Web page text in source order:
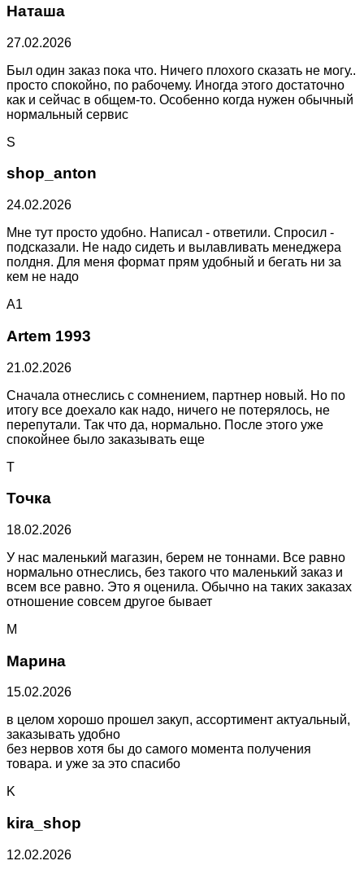
Наташа
27.02.2026
Был один заказ пока что. Ничего плохого сказать не могу..
просто спокойно, по рабочему. Иногда этого достаточно
как и сейчас в общем-то. Особенно когда нужен обычный
нормальный сервис
S
shop_anton
24.02.2026
Мне тут просто удобно. Написал - ответили. Спросил -
подсказали. Не надо сидеть и вылавливать менеджера
полдня. Для меня формат прям удобный и бегать ни за
кем не надо
A1
Artem 1993
21.02.2026
Сначала отнеслись с сомнением, партнер новый. Но по
итогу все доехало как надо, ничего не потерялось, не
перепутали. Так что да, нормально. После этого уже
спокойнее было заказывать еще
Т
Точка
18.02.2026
У нас маленький магазин, берем не тоннами. Все равно
нормально отнеслись, без такого что маленький заказ и
всем все равно. Это я оценила. Обычно на таких заказах
отношение совсем другое бывает
М
Марина
15.02.2026
в целом хорошо прошел закуп, ассортимент актуальный,
заказывать удобно
без нервов хотя бы до самого момента получения
товара. и уже за это спасибо
K
kira_shop
12.02.2026